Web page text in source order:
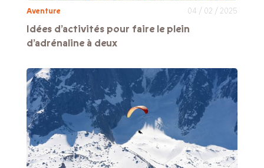
Aventure 04 / 02 / 2025
Idées d’activités pour faire le plein
d’adrénaline à deux